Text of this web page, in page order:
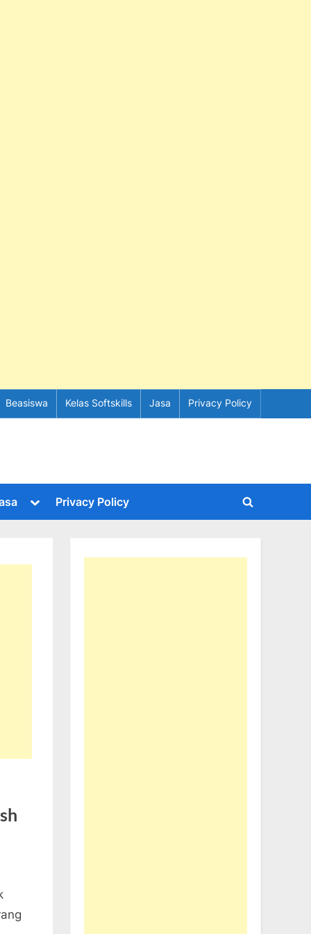
Beasiswa Kelas Softskills Jasa Privacy Policy
Toggle
menu
Privacy Policy
Toggle